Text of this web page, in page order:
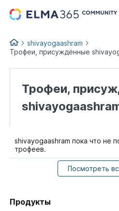
...
shivayogaashram
Трофеи,
shivayogaashram пока что не
трофеев.
Посмотреть
Продукты